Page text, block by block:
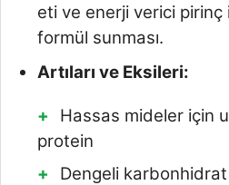
eti ve enerji verici
formül sunması.
Artıları ve Eksileri:
Hassas mideler için
protein
Dengeli